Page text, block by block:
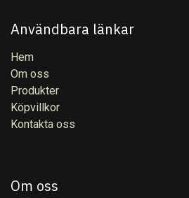
Användbara länkar
Hem
Om oss
Produkter
Köpvillkor
Kontakta oss
Om oss